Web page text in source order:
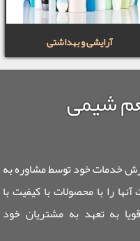
آرایشی و بهداشتی
شیمی
خدمات خود توسط مشاوره به
را با محصولات با کیفیت با
به تعهد به مشتریان خود